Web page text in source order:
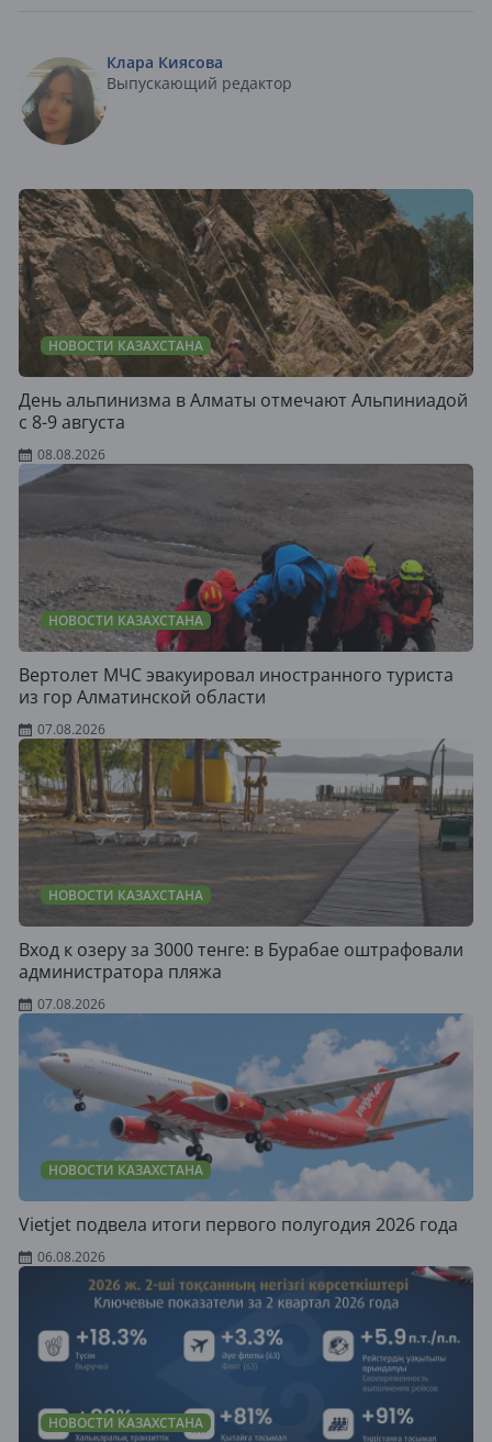
Клара Киясова
Выпускающий редактор
НОВОСТИ КАЗАХСТАНА
День альпинизма в Алматы отмечают Альпиниадой
с 8-9 августа
08.08.2026
НОВОСТИ КАЗАХСТАНА
Вертолет МЧС эвакуировал иностранного туриста
из гор Алматинской области
07.08.2026
НОВОСТИ КАЗАХСТАНА
Вход к озеру за 3000 тенге: в Бурабае оштрафовали
администратора пляжа
07.08.2026
НОВОСТИ КАЗАХСТАНА
Vietjet подвела итоги первого полугодия 2026 года
06.08.2026
НОВОСТИ КАЗАХСТАНА